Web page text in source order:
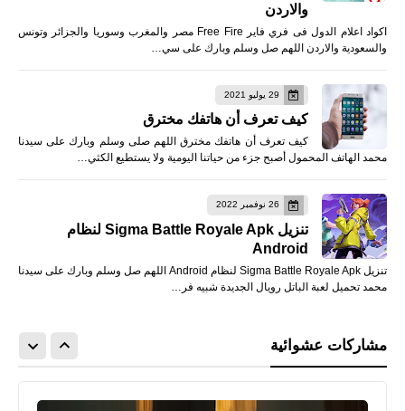
والاردن
اكواد اعلام الدول فى فري فاير Free Fire مصر والمغرب وسوريا والجزائر وتونس
والسعودية والاردن اللهم صل وسلم وبارك على سي…
29 يوليو 2021
كيف تعرف أن هاتفك مخترق
كيف تعرف أن هاتفك مخترق اللهم صلى وسلم وبارك على سيدنا
محمد الهاتف المحمول أصبح جزء من حياتنا اليومية ولا يستطيع الكثي…
26 نوفمبر 2022
تنزيل Sigma Battle Royale Apk لنظام
Android
تنزيل Sigma Battle Royale Apk لنظام Android اللهم صل وسلم وبارك على سيدنا
محمد تحميل لعبة الباتل رويال الجديدة شبيه فر…
مشاركات عشوائية